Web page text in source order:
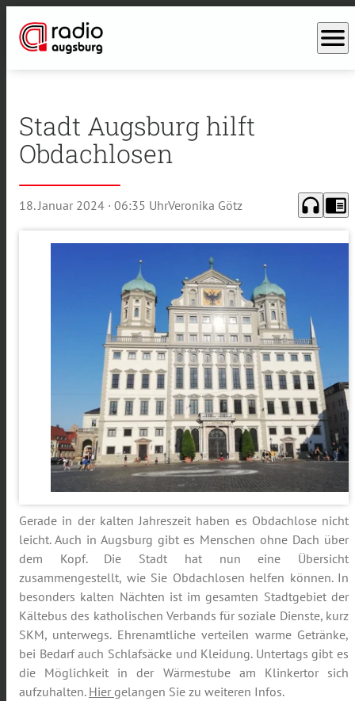
menu
Stadt Augsburg hilft
Obdachlosen
18. Januar 2024 · 06:35 UhrVeronika Götz headphones chrome_reader_mode
Gerade in der kalten Jahreszeit haben es Obdachlose nicht
leicht. Auch in Augsburg gibt es Menschen ohne Dach über
dem Kopf. Die Stadt hat nun eine Übersicht
zusammengestellt, wie Sie Obdachlosen helfen können. In
besonders kalten Nächten ist im gesamten Stadtgebiet der
Kältebus des katholischen Verbands für soziale Dienste, kurz
SKM, unterwegs. Ehrenamtliche verteilen warme Getränke,
bei Bedarf auch Schlafsäcke und Kleidung. Untertags gibt es
die Möglichkeit in der Wärmestube am Klinkertor sich
aufzuhalten. Hier gelangen Sie zu weiteren Infos.